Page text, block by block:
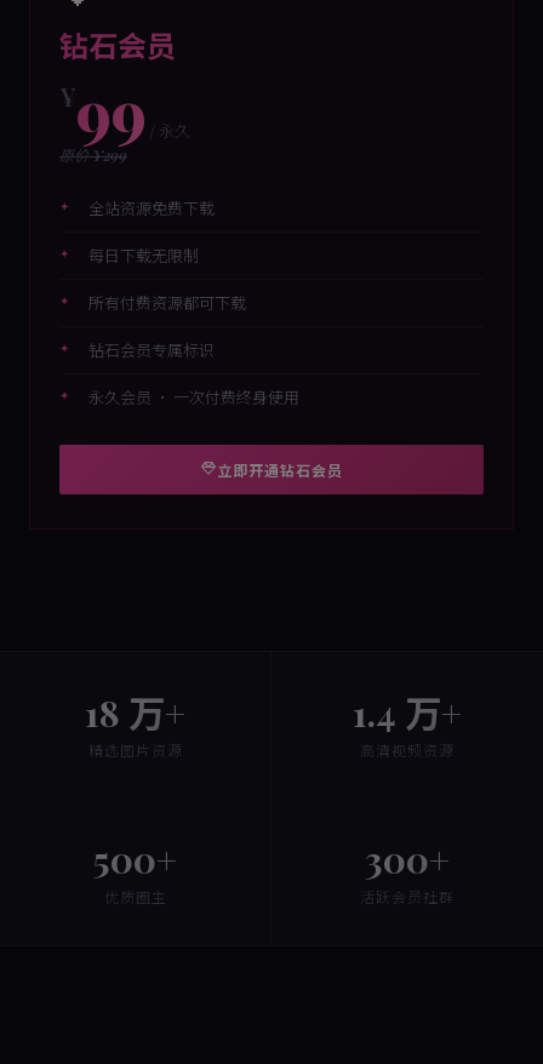
钻石会员
¥99 / 永久
原价 ¥299
全站资源免费下载
每日下载无限制
所有付费资源都可下载
钻石会员专属标识
永久会员 · 一次付费终身使用
立即开通钻石会员
18 万+
精选图片资源
1.4 万+
高清视频资源
500+
优质圈主
300+
活跃会员社群